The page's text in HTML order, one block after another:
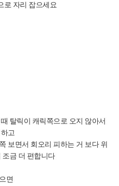
로 자리 잡으세요
탈릭이 캐릭쪽으로 오지 않아서
고
보면서 회오리 피하는 거 보다 위
조금 더 편합니다
면